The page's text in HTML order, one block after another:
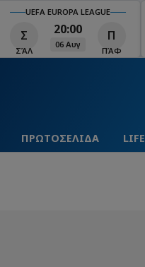
UEFA EUROPA LEAGUE
Σ
ΣΆΛ
20:00
06 Αυγ
Π
ΠΆΦ
ΠΡΩΤΟΣΕΛΙΔΑ LIFE